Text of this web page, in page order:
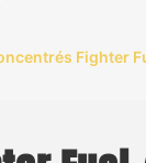
Fighter